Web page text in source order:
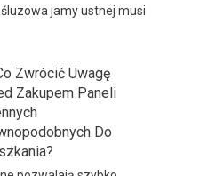
jamy ustnej musi
Zwrócić Uwagę
Zakupem Paneli
Do